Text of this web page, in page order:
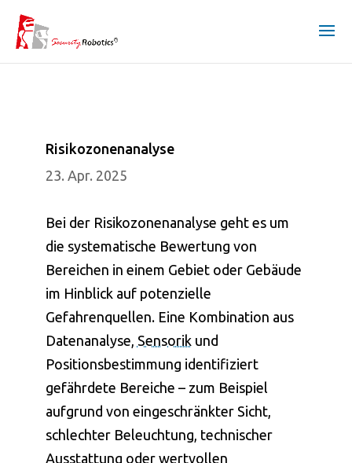
Risikozonenanalyse
23. Apr. 2025
Bei der Risikozonenanalyse geht es um
die systematische Bewertung von
Bereichen in einem Gebiet oder Gebäude
im Hinblick auf potenzielle
Gefahrenquellen. Eine Kombination aus
Datenanalyse, Sensorikund
Positionsbestimmung identifiziert
gefährdete Bereiche – zum Beispiel
aufgrund von eingeschränkter Sicht,
schlechter Beleuchtung, technischer
Ausstattung oder wertvollen